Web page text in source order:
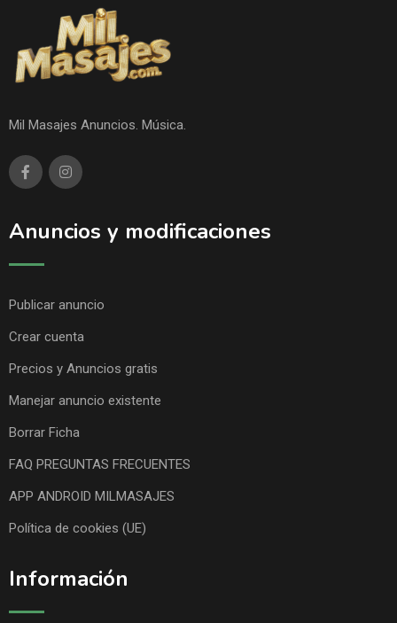
Mil Masajes Anuncios. Música.
Anuncios y modificaciones
Publicar anuncio
Crear cuenta
Precios y Anuncios gratis
Manejar anuncio existente
Borrar Ficha
FAQ PREGUNTAS FRECUENTES
APP ANDROID MILMASAJES
Política de cookies (UE)
Información